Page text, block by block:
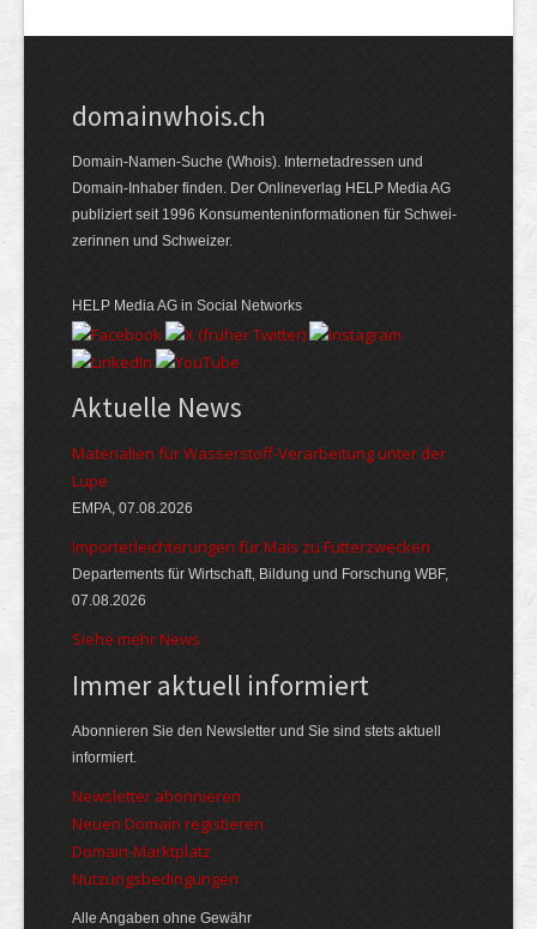
domainwhois.ch
Domain-Namen-Suche (Whois). Internet­adressen und
Domain-Inhaber finden. Der Online­verlag HELP Media AG
publiziert seit 1996 Konsumenten­informationen für Schwei­
zerinnen und Schweizer.
HELP Media AG in Social Networks
Aktuelle News
Materialien für Wasserstoff-Verarbeitung unter der
Lupe
EMPA, 07.08.2026
Importerleichterungen für Mais zu Futterzwecken
Departements für Wirtschaft, Bildung und Forschung WBF,
07.08.2026
Siehe mehr News
Immer aktuell informiert
Abonnieren Sie den Newsletter und Sie sind stets aktuell
informiert.
Newsletter abonnieren
Neuen Domain registieren
Domain-Marktplatz
Nutzungsbedingungen
Alle Angaben ohne Gewähr